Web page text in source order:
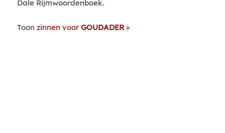
Dale Rijmwoordenboek.
Toon zinnen voor GOUDADER